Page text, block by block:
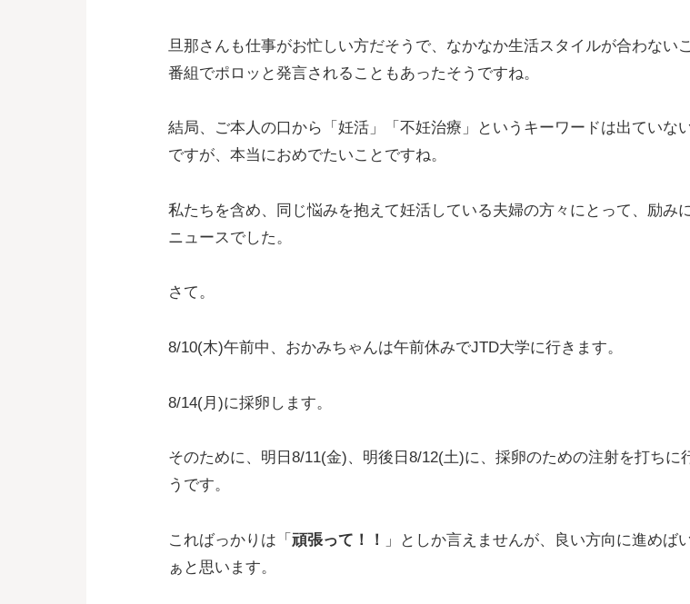
旦那さんも仕事がお忙しい方だそうで、なかなか生活スタイルが合わない
番組でポロッと発言されることもあったそうですね。
結局、ご本人の口から「妊活」「不妊治療」というキーワードは出ていな
ですが、本当におめでたいことですね。
私たちを含め、同じ悩みを抱えて妊活している夫婦の方々にとって、励み
ニュースでした。
さて。
8/10(木)午前中、おかみちゃんは午前休みでJTD大学に行きます。
8/14(月)に採卵します。
そのために、明日8/11(金)、明後日8/12(土)に、採卵のための注射を打ちに
うです。
こればっかりは「 頑張って！！
」としか言えませんが、良い方向に進めば
ぁと思います。